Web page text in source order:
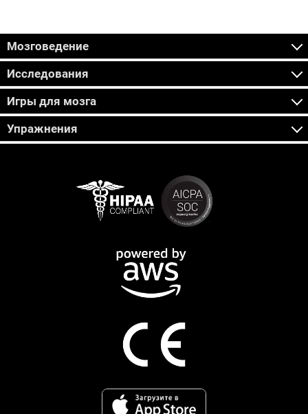
Мозговедение
Исследования
Игры для мозга
Упражнения